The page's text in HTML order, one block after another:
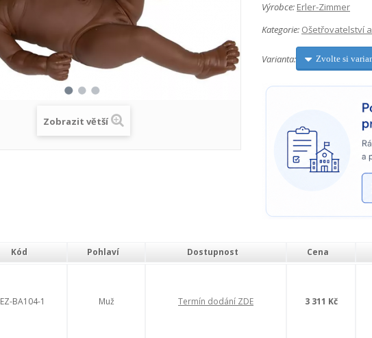
Zobrazit větší
Výrobce: Erler-Zimmer
Kategorie: Ošetřovatelství
Varianta: Zvolte si
Kód Pohlaví Dostupnost Cena
EZ-BA104-1 Muž Termín dodání ZDE 3 311 Kč